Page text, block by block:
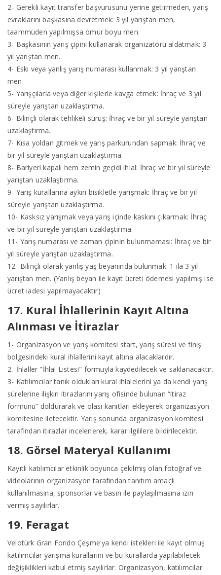
2- Gerekli kayıt transfer başvurusunu yerine getirmeden, yarış
evraklarını başkasına devretmek: 3 yıl yarıştan men,
taammüden yapılmışsa ömür boyu men.
3- Başkasının yarış çipini kullanarak organizatörü aldatmak: 3
yıl yarıştan men.
4- Eski veya yanlış yarış numarası kullanmak: 3 yıl yarıştan
men.
5- Yarışçılarla veya diğer kişilerle kavga etmek: İhraç ve 3 yıl
süreyle yarıştan uzaklaştırma.
6- Bilinçli olarak tehlikeli sürüş: İhraç ve bir yıl süreyle yarıştan
uzaklaştırma.
7- Kısa yoldan gitmek ve yarış parkurundan sapmak: İhraç ve
bir yıl süreyle yarıştan uzaklaştırma.
8- Bariyeri kapalı hem zemin geçidi ihlal: İhraç ve bir yıl süreyle
yarıştan uzaklaştırma.
9- Yarış kurallarına aykırı bisikletle yarışmak: İhraç ve bir yıl
süreyle yarıştan uzaklaştırma.
10- Kasksız yarışmak veya yarış içinde kaskını çıkarmak: İhraç
ve bir yıl süreyle yarıştan uzaklaştırma.
11- Yarış numarası ve zaman çipinin bulunmaması: İhraç ve bir
yıl süreyle yarıştan uzaklaştırma.
12- Bilinçli olarak yanlış yaş beyanında bulunmak: 1 ila 3 yıl
yarıştan men. (Yanlış beyan ile kayıt ücreti ödemesi yapılmış ise
ücret iadesi yapılmayacaktır)
17. Kural İhlallerinin Kayıt Altına
Alınması ve İtirazlar
1- Organizasyon ve yarış komitesi start, yarış süresi ve finiş
bölgesindeki kural ihlallerini kayıt altına alacaklardır.
2- İhlaller "İhlal Listesi" formuyla kaydedilecek ve saklanacaktır.
3- Katılımcılar tanık oldukları kural ihlalelerini ya da kendi yarış
sürelerine ilişkin itirazlarını yarış ofisinde bulunan “itiraz
formunu” doldurarak ve olası kanıtları ekleyerek organizasyon
komitesine iletecektir. Yarış sonunda organizasyon komitesi
tarafından itirazlar incelenerek, karar ilgililere bildirilecektir.
18. Görsel Materyal Kullanımı
Kayıtlı katılımcılar etkinlik boyunca çekilmiş olan fotoğraf ve
videolarının organizasyon tarafından tanıtım amaçlı
kullanılmasına, sponsorlar ve basın ile paylaşılmasına izin
vermiş sayılırlar.
19. Feragat
Velotürk Gran Fondo Çeşme'ya kendi istekleri ile kayıt olmuş
katılımcılar yarışma kurallarını ve bu kurallarda yapılabilecek
değişiklikleri kabul etmiş sayılırlar. Organizasyon, katılımcılar